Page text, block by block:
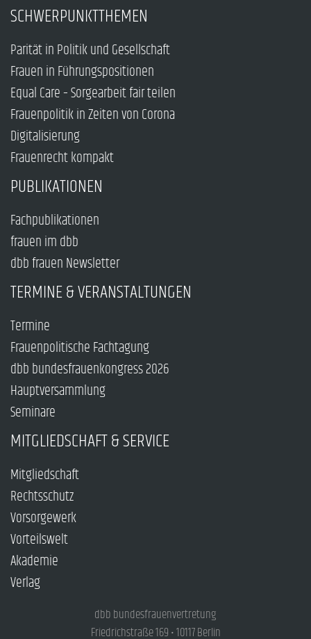
SCHWERPUNKTTHEMEN
Parität in Politik und Gesellschaft
Frauen in Führungspositionen
Equal Care – Sorgearbeit fair teilen
Frauenpolitik in Zeiten von Corona
Digitalisierung
Frauenrecht kompakt
PUBLIKATIONEN
Fachpublikationen
frauen im dbb
dbb frauen Newsletter
TERMINE & VERANSTALTUNGEN
Termine
Frauenpolitische Fachtagung
dbb bundesfrauenkongress 2026
Hauptversammlung
Seminare
MITGLIEDSCHAFT & SERVICE
Mitgliedschaft
Rechtsschutz
Vorsorgewerk
Vorteilswelt
Akademie
Verlag
dbb bundesfrauenvertretung
Friedrichstraße 169 • 10117 Berlin